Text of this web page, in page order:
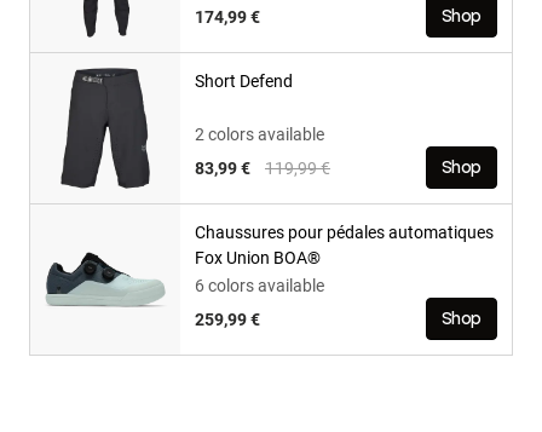
174,99 €
Shop
Short Defend
2 colors available
Price reduced from
119,99 €to
83,99 € Shop
Chaussures pour pédales automatiques
Fox Union BOA®
6 colors available
259,99 €
Shop